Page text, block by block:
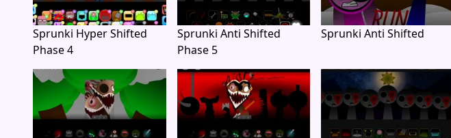
Sprunki Hyper Shifted
Phase 4
Sprunki Anti Shifted
Phase 5
Sprunki Anti Shifted